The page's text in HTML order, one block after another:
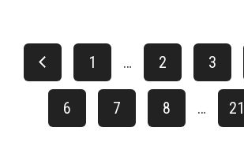
1 … 2 3
6 7 8 … 21